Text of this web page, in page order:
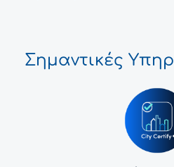
Σημαντικές